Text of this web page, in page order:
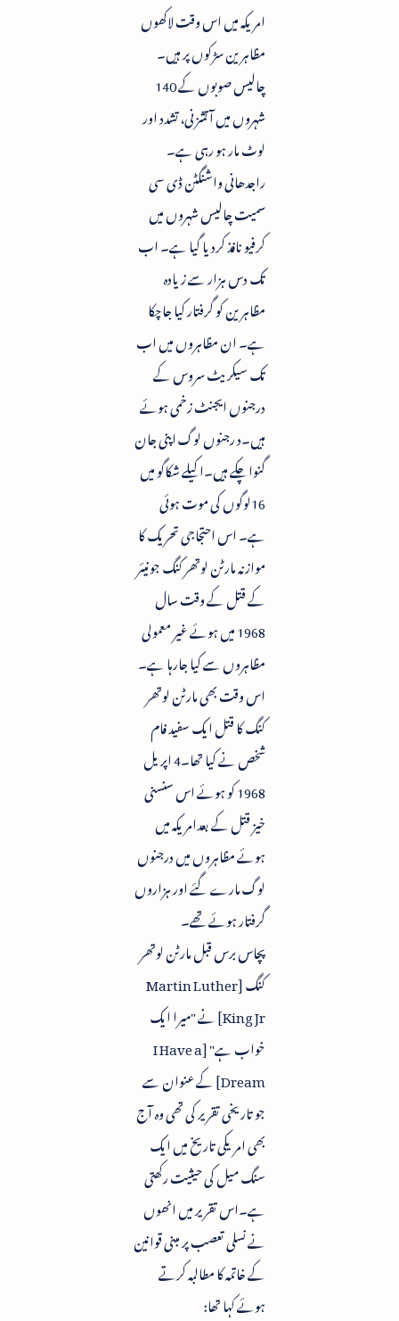
امریکہ میں اس وقت لاکھوں
مظاہرین سڑکوں پر ہیں۔
چالیس صوبوں کے 140
شہروں میں آتشزنی، تشدد اور
لوٹ مار ہو رہی ہے۔
راجدھانی واشنگٹن ڈی سی
سمیت چالیس شہروں میں
کرفیو نافذ کردیا گیا ہے۔ اب
تک دس ہزار سے زیادہ
مظاہرین کو گرفتار کیا جاچکا
ہے۔ ان مظاہروں میں اب
تک سیکریٹ سروس کے
درجنوں ایجنٹ زخمی ہوئے
ہیں۔د رجنوں لوگ اپنی جان
گنواچکے ہیں۔اکیلے شکاگو میں
16لوگوں کی موت ہوئی
ہے۔ اس احتجاجی تحریک کا
موازنہ مارٹن لوتھر کنگ جونیئر
کے قتل کے وقت سال
1968 میں ہوئے غیر معمولی
مظاہروں سے کیا جارہا ہے۔
اس وقت بھی مارٹن لوتھر
کنگ کا قتل ایک سفید فام
شخص نے کیا تھا۔4 اپریل
1968 کو ہوئے اس سنسنی
خیز قتل کے بعدامریکہ میں
ہوئے مظاہروں میں درجنوں
لوگ مارے گئے اور ہزاروں
گرفتار ہوئے تھے۔
پچاس برس قبل مارٹن لوتھر
کنگ [Martin Luther
King Jr] نے "میرا ایک
خواب ہے" [I Have a
Dream] کے عنوان سے
جو تاریخی تقریر کی تھی وہ آج
بھی امریکی تاریخ میں ایک
سنگ میل کی حیثیت رکھتی
ہے۔اس تقریر میں انھوں
نے نسلی تعصب پر مبنی قوانین
کے خاتمہ کا مطالبہ کرتے
ہوئے کہا تھا: